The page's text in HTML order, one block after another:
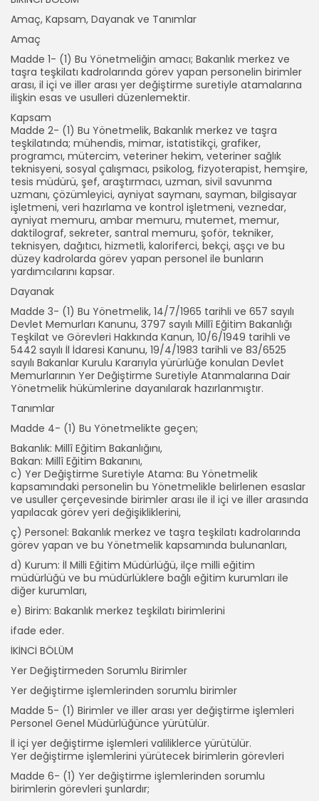
Amaç, Kapsam, Dayanak ve Tanımlar
Amaç
Madde 1- (1) Bu Yönetmeliğin amacı; Bakanlık merkez ve
taşra teşkilatı kadrolarında görev yapan personelin birimler
arası, il içi ve iller arası yer değiştirme suretiyle atamalarına
ilişkin esas ve usulleri düzenlemektir.
Kapsam
Madde 2- (1) Bu Yönetmelik, Bakanlık merkez ve taşra
teşkilatında; mühendis, mimar, istatistikçi, grafiker,
programcı, mütercim, veteriner hekim, veteriner sağlık
teknisyeni, sosyal çalışmacı, psikolog, fizyoterapist, hemşire,
tesis müdürü, şef, araştırmacı, uzman, sivil savunma
uzmanı, çözümleyici, ayniyat saymanı, sayman, bilgisayar
işletmeni, veri hazırlama ve kontrol işletmeni, veznedar,
ayniyat memuru, ambar memuru, mutemet, memur,
daktilograf, sekreter, santral memuru, şoför, tekniker,
teknisyen, dağıtıcı, hizmetli, kaloriferci, bekçi, aşçı ve bu
düzey kadrolarda görev yapan personel ile bunların
yardımcılarını kapsar.
Dayanak
Madde 3- (1) Bu Yönetmelik, 14/7/1965 tarihli ve 657 sayılı
Devlet Memurları Kanunu, 3797 sayılı Millî Eğitim Bakanlığı
Teşkilat ve Görevleri Hakkında Kanun, 10/6/1949 tarihli ve
5442 sayılı İl İdaresi Kanunu, 19/4/1983 tarihli ve 83/6525
sayılı Bakanlar Kurulu Kararıyla yürürlüğe konulan Devlet
Memurlarının Yer Değiştirme Suretiyle Atanmalarına Dair
Yönetmelik hükümlerine dayanılarak hazırlanmıştır.
Tanımlar
Madde 4- (1) Bu Yönetmelikte geçen;
Bakanlık: Millî Eğitim Bakanlığını,
Bakan: Millî Eğitim Bakanını,
c) Yer Değiştirme Suretiyle Atama: Bu Yönetmelik
kapsamındaki personelin bu Yönetmelikle belirlenen esaslar
ve usuller çerçevesinde birimler arası ile il içi ve iller arasında
yapılacak görev yeri değişikliklerini,
ç) Personel: Bakanlık merkez ve taşra teşkilatı kadrolarında
görev yapan ve bu Yönetmelik kapsamında bulunanları,
d) Kurum: İl Milli Eğitim Müdürlüğü, ilçe milli eğitim
müdürlüğü ve bu müdürlüklere bağlı eğitim kurumları ile
diğer kurumları,
e) Birim: Bakanlık merkez teşkilatı birimlerini
ifade eder.
İKİNCİ BÖLÜM
Yer Değiştirmeden Sorumlu Birimler
Yer değiştirme işlemlerinden sorumlu birimler
Madde 5- (1) Birimler ve iller arası yer değiştirme işlemleri
Personel Genel Müdürlüğünce yürütülür.
İl içi yer değiştirme işlemleri valiliklerce yürütülür.
Yer değiştirme işlemlerini yürütecek birimlerin görevleri
Madde 6- (1) Yer değiştirme işlemlerinden sorumlu
birimlerin görevleri şunlardır;